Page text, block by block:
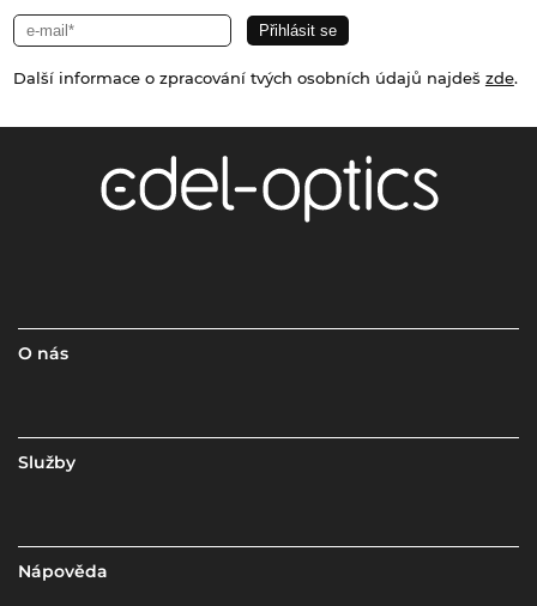
Další informace o zpracování tvých osobních údajů najdeš zde.
O nás
Služby
Nápověda